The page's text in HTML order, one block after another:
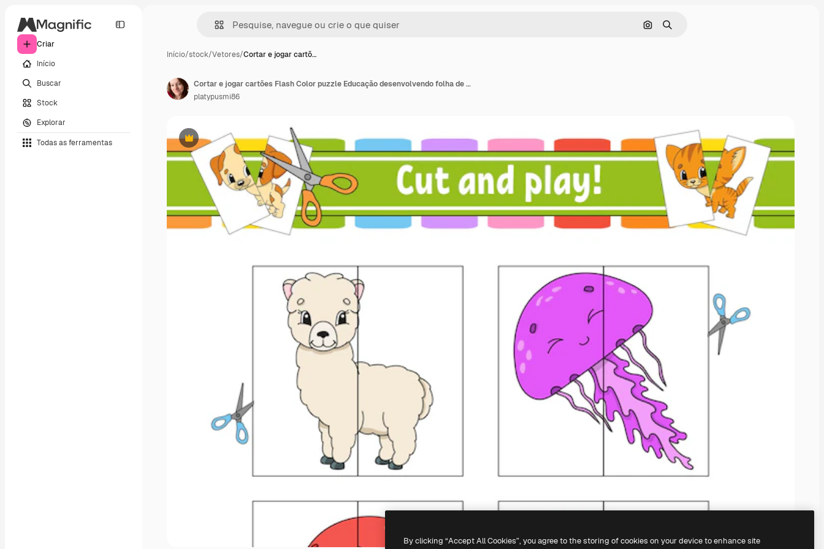
Criar
Início
Buscar
Stock
Explorar
Todas as ferramentas
Pesquisar por imagem
Buscar
Início/stock/Vetores/Cortar e jogar cartõ…
Premium
Cortar e jogar cartões Flash Color puzzle Educação desenvolvendo folha de trabalho Página de atividade Jogo para crianças desenho animado Personagem engraçado Ilustração vetorial
platypusmi86
By clicking “Accept All Cookies”, you agree to the storing of cookies on your device to enhance site